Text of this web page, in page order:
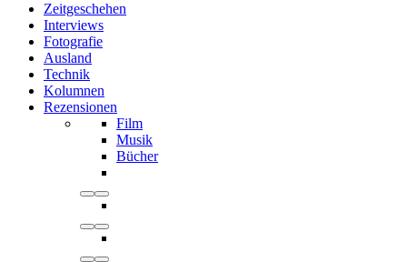
Zeitgeschehen
Interviews
Fotografie
Ausland
Technik
Kolumnen
Rezensionen
Film
Musik
Bücher